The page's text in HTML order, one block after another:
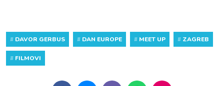
# DAVOR GERBUS # DAN EUROPE # MEET UP # ZAGREB
# FILMOVI